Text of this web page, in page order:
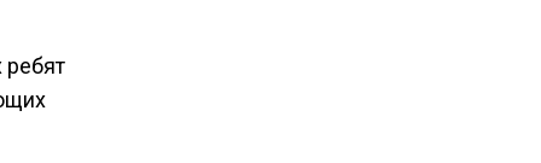
ребят